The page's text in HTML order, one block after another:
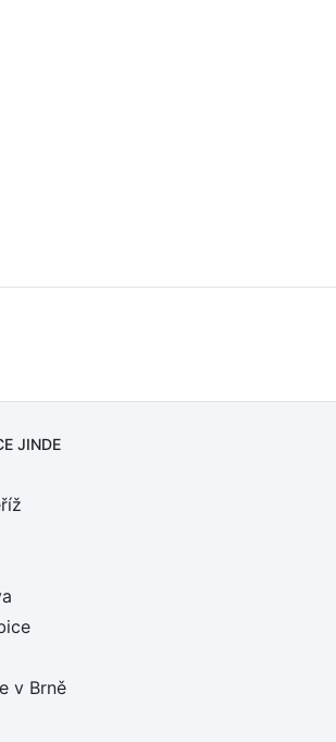
JINDE
v Brně